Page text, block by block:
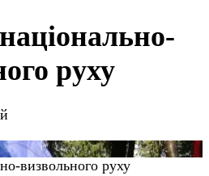
руху
визвольного руху